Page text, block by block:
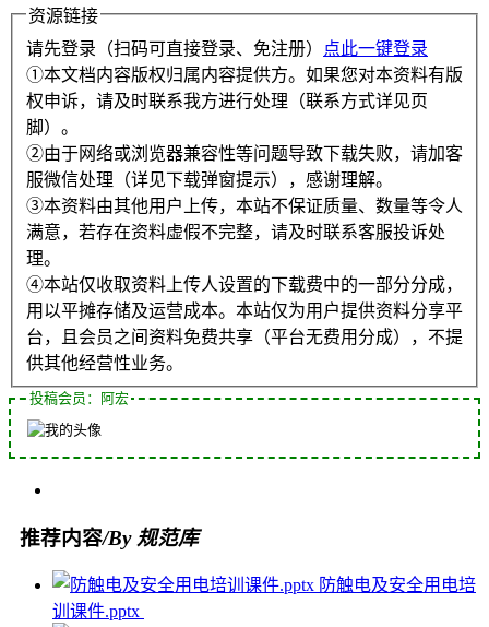
资源链接
请先登录（扫码可直接登录、免注册）
点此一键登录
①本文档内容版权归属内容提供方。如果您对本资料有版
权申诉，请及时联系我方进行处理（联系方式详见页
脚）。
②由于网络或浏览器兼容性等问题导致下载失败，请加客
服微信处理（详见下载弹窗提示），感谢理解。
③本资料由其他用户上传，本站不保证质量、数量等令人
满意，若存在资料虚假不完整，请及时联系客服投诉处
理。
④本站仅收取资料上传人设置的下载费中的一部分分成，
用以平摊存储及运营成本。本站仅为用户提供资料分享平
台，且会员之间资料免费共享（平台无费用分成），不提
供其他经营性业务。
投稿会员：阿宏
推荐内容/By 规范库
防触电及安全用电培
训课件.pptx